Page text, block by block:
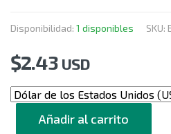
Disponibilidad: 1 disponibles SKU:
$2.43 USD
CANTIDAD
Añadir al carrito